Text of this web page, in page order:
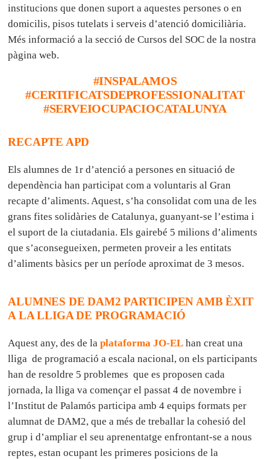
institucions que donen suport a aquestes persones o en
domicilis, pisos tutelats i serveis d’atenció domiciliària.
Més informació a la secció de Cursos del SOC de la nostra
pàgina web.
#INSPALAMOS
#CERTIFICATSDEPROFESSIONALITAT
#SERVEIOCUPACIOCATALUNYA
RECAPTE APD
Els alumnes de 1r d’atenció a persones en situació de
dependència han participat com a voluntaris al Gran
recapte d’aliments. Aquest, s’ha consolidat com una de les
grans fites solidàries de Catalunya, guanyant-se l’estima i
el suport de la ciutadania. Els gairebé 5 milions d’aliments
que s’aconsegueixen, permeten proveir a les entitats
d’aliments bàsics per un període aproximat de 3 mesos.
ALUMNES DE DAM2 PARTICIPEN AMB ÈXIT
A LA LLIGA DE PROGRAMACIÓ
Aquest any, des de laplataforma JO-EL han creat una
lliga de programació a escala nacional, on els participants
han de resoldre 5 problemes que es proposen cada
jornada, la lliga va començar el passat 4 de novembre i
l’Institut de Palamós participa amb 4 equips formats per
alumnat de DAM2, que a més de treballar la cohesió del
grup i d’ampliar el seu aprenentatge enfrontant-se a nous
reptes, estan ocupant les primeres posicions de la